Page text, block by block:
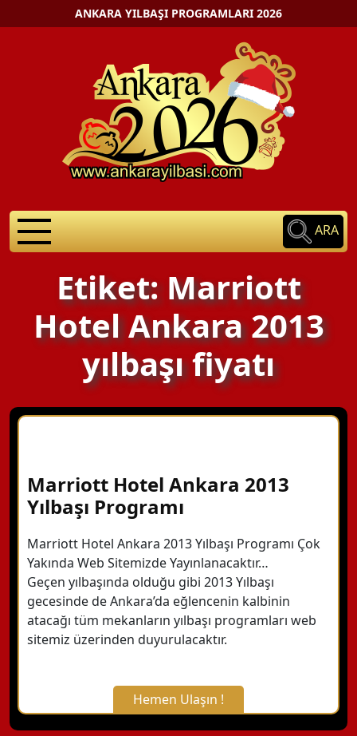
ANKARA YILBAŞI PROGRAMLARI 2026
ARA
Etiket: Marriott
Hotel Ankara 2013
yılbaşı fiyatı
Marriott Hotel Ankara 2013
Yılbaşı Programı
Marriott Hotel Ankara 2013 Yılbaşı Programı Çok
Yakında Web Sitemizde Yayınlanacaktır…
Geçen yılbaşında olduğu gibi 2013 Yılbaşı
gecesinde de Ankara’da eğlencenin kalbinin
atacağı tüm mekanların yılbaşı programları web
sitemiz üzerinden duyurulacaktır.
Hemen Ulaşın !
X Kapat